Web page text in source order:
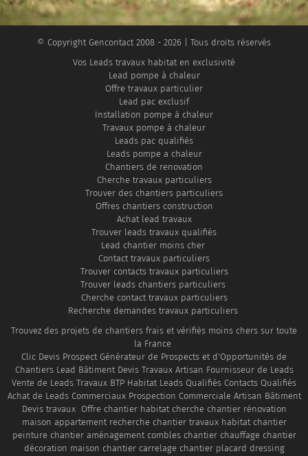
activité. En
tant que
professionnel,
processus.
Que vous
soyez un
artisan, une
entreprise
rénovation
spécialiste
de la
construction,
les retours
d'expérience
de vos
clients...
© Copyright Gencontact 2008 - 2026 | Tous droits réservés
Vos Leads travaux habitat en exclusivité
Lead pompe à chaleur
Offre travaux particulier
Lead pac exclusif
Installation pompe à chaleur
Travaux pompe à chaleur
Leads pac qualifiés
Leads pompe a chaleur
Chantiers de renovation
Cherche travaux particuliers
Trouver des chantiers particuliers
Offres chantiers construction
Achat lead travaux
Trouver leads travaux qualifiés
Lead chantier moins cher
Contact travaux particuliers
Trouver contacts travaux particuliers
Trouver leads chantiers particuliers
Cherche contact travaux particuliers
Recherche demandes travaux particuliers
Trouvez des projets de chantiers frais et vérifiés moins chers sur toute
la France
Clic Devis Prospect Générateur de Prospects et d'Opportunités de
Chantiers Lead Bâtiment Devis Travaux Artisan Fournisseur de Leads
Vente de Leads Travaux BTP Habitat Leads Qualifiés Contacts Qualifiés
Achat de Leads Commerciaux Prospection Commerciale Artisan Bâtiment
Devis travaux Offre chantier habitat cherche chantier rénovation
maison appartement recherche chantier travaux habitat chantier
peinture chantier aménagement combles chantier chauffage chantier
décoration maison chantier carrelage chantier placard dressing